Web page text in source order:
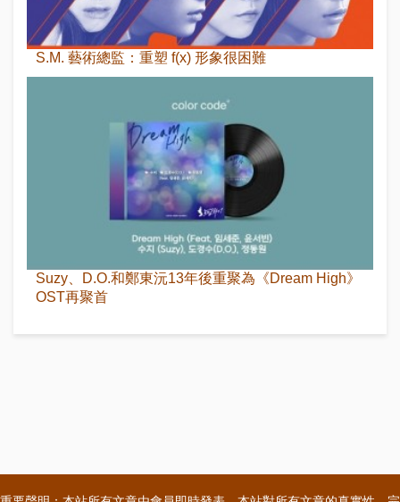
S.M. 藝術總監：重塑 f(x) 形象很困難
Suzy、D.O.和鄭東沅13年後重聚為《Dream High》
OST再聚首